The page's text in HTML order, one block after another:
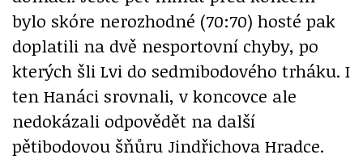
bylo skóre nerozhodné (70:70) hosté pak
doplatili na dvě nesportovní chyby, po
kterých šli Lvi do sedmibodového trháku. I
ten Hanáci srovnali, v koncovce ale
nedokázali odpovědět na další
pětibodovou šňůru Jindřichova Hradce.